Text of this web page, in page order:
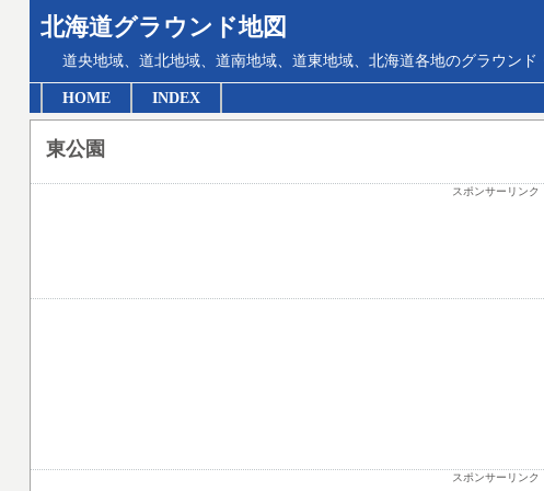
北海道グラウンド地図
道央地域、道北地域、道南地域、道東地域、北海道各地のグラウンド
HOME INDEX
東公園
スポンサーリンク
スポンサーリンク